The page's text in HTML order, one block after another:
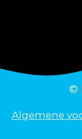
©
Algemene